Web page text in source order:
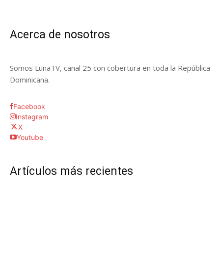
Acerca de nosotros
Somos LunaTV, canal 25 con cobertura en toda la República
Dominicana.
Facebook
Instagram
X
Youtube
Artículos más recientes